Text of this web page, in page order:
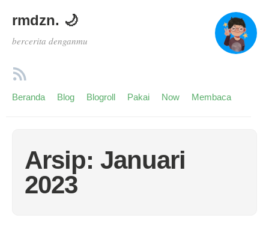
rmdzn. 🌙
bercerita denganmu
Beranda Blog Blogroll Pakai Now Membaca
Arsip: Januari
2023